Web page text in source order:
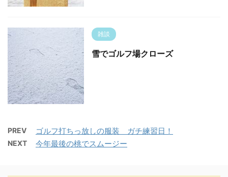
雑談
雪でゴルフ場クローズ
PREV ゴルフ打ちっ放しの服装 ガチ練習日！
NEXT 今年最後の桃でスムージー